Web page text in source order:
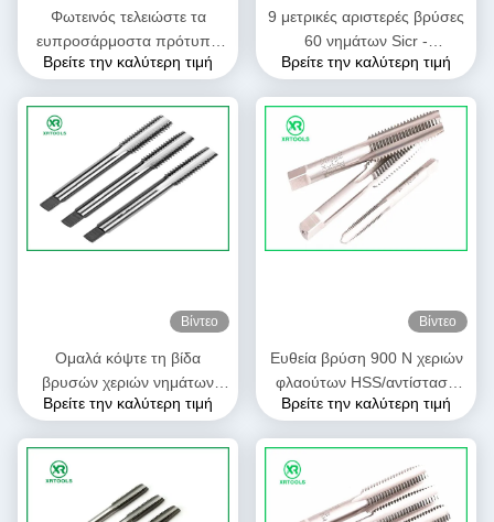
Φωτεινός τελειώστε τα
ευπροσάρμοστα πρότυπα
γωνίας ISO529 νημάτων 66°
HSS
Βρείτε την καλύτερη τιμή
9 μετρικές αριστερές βρύσες
60 νημάτων Sicr -
σκληρότητα 62hrc γωνία
Βρείτε την καλύτερη τιμή
Βίντεο
Ομαλά κόψτε τη βίδα
βρυσών χεριών νημάτων
HSS/κλασματικός για μέσω
Βρείτε την καλύτερη τιμή
Βίντεο
Ευθεία βρύση 900 Ν χεριών
φλαούτων HSS/αντίσταση
Mm2 με το φωτεινό τέρμα
Βρείτε την καλύτερη τιμή